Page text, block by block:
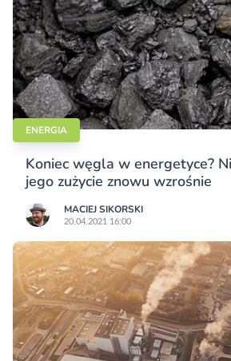
ENERGIA
Koniec węgla w energetyce?
jego zużycie znowu wzrośnie
MACIEJ SIKORSKI
20.04.2021 16:00